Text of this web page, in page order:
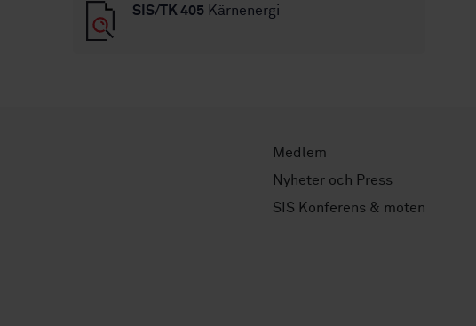
SIS/TK 405 Kärnenergi
Medlem
Nyheter och Press
SIS Konferens & möten